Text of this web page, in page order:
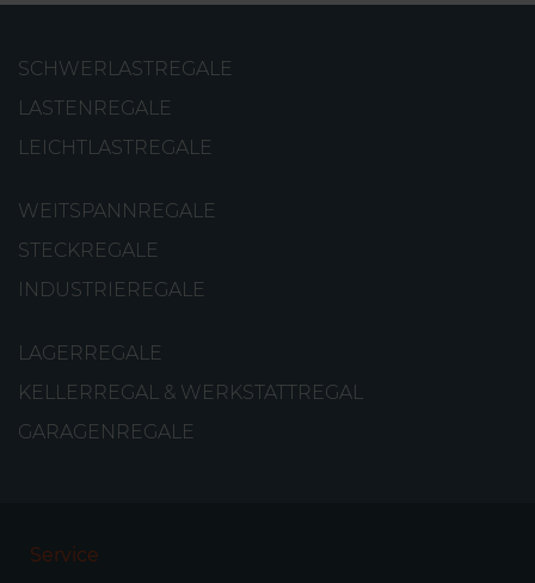
SCHWERLASTREGALE
LASTENREGALE
LEICHTLASTREGALE
WEITSPANNREGALE
STECKREGALE
INDUSTRIEREGALE
LAGERREGALE
KELLERREGAL & WERKSTATTREGAL
GARAGENREGALE
Service